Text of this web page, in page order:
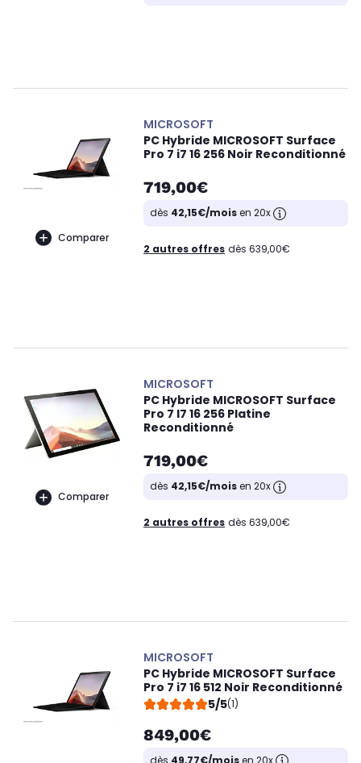
Comparer
MICROSOFT
PC Hybride MICROSOFT Surface
Pro 7 i7 16 256 Noir Reconditionné
719,00€
dès 42,15€/moisen 20x
2 autres offres dès 639,00€
Comparer
MICROSOFT
PC Hybride MICROSOFT Surface
Pro 7 I7 16 256 Platine
Reconditionné
719,00€
dès 42,15€/moisen 20x
2 autres offres dès 639,00€
MICROSOFT
PC Hybride MICROSOFT Surface
Pro 7 i7 16 512 Noir Reconditionné
5/5(1)
849,00€
dès 49,77€/moisen 20x